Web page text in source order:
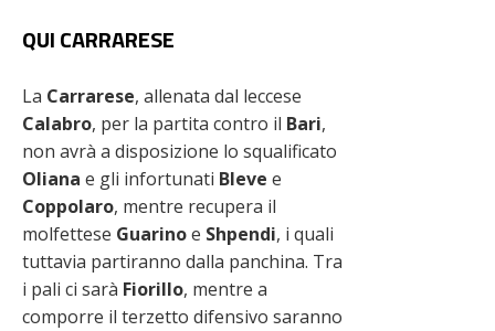
QUI CARRARESE
La Carrarese, allenata dal leccese
Calabro, per la partita contro il Bari,
non avrà a disposizione lo squalificato
Oliana e gli infortunati Bleve e
Coppolaro, mentre recupera il
molfettese Guarinoe Shpendi, i quali
tuttavia partiranno dalla panchina. Tra
i pali ci sarà Fiorillo, mentre a
comporre il terzetto difensivo saranno